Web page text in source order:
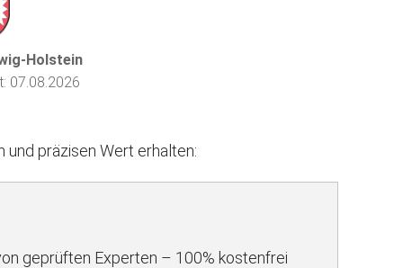
Holstein
07.08.2026
und präzisen Wert erhalten:
geprüften Experten – 100% kostenfrei